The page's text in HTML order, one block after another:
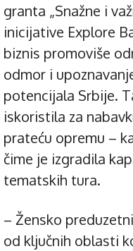
granta „Snažne i
inicijative Explore
biznis promoviše
odmor i
potencijala Srbije.
iskoristila za
prateću opremu –
čime je izgradila
tematskih tura.
– Žensko
od ključnih oblasti